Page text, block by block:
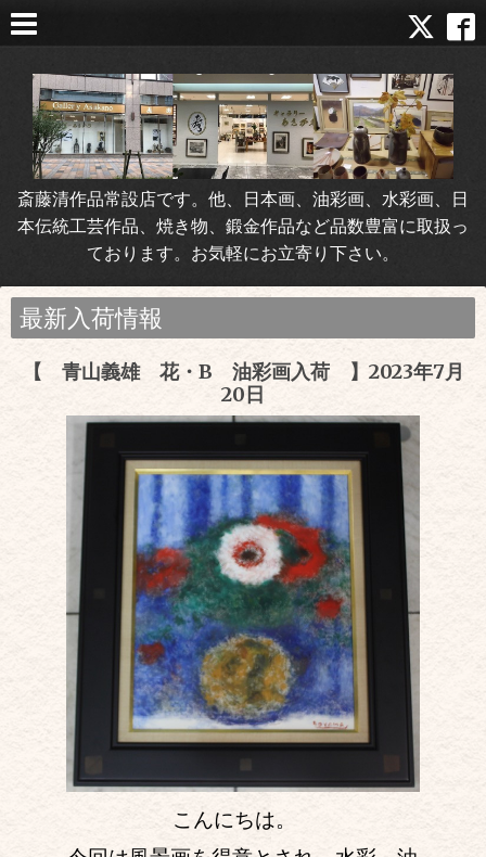
斎藤清作品常設店です。他、日本画、油彩画、水彩画、日
本伝統工芸作品、焼き物、鍛金作品など品数豊富に取扱っ
ております。お気軽にお立寄り下さい。
最新入荷情報
【 青山義雄 花・B 油彩画入荷 】2023年7月
20日
こんにちは。